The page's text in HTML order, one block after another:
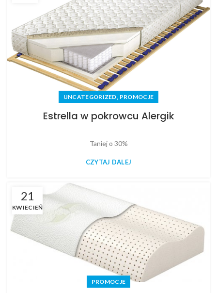
UNCATEGORIZED, PROMOCJE
Estrella w pokrowcu Alergik
Taniej o 30%
CZYTAJ DALEJ
21
KWIECIEŃ
PROMOCJE